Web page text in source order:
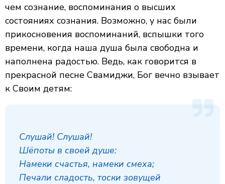
чем сознание, воспоминания о высших
состояниях сознания. Возможно, у нас были
прикосновения воспоминаний, вспышки того
времени, когда наша душа была свободна и
наполнена радостью. Ведь, как говорится в
прекрасной песне Свамиджи, Бог вечно взывает
к Своим детям:
Слушай! Слушай!
Шёпоты в своей душе:
Намеки счастья, намеки смеха;
Печали сладость, тоски зовущей